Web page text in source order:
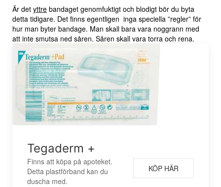
Är det yttre bandaget genomfuktigt och blodigt bör du byta
detta tidigare. Det finns egentligen inga speciella ”regler” för
hur man byter bandage. Man skall bara vara noggrann med
att inte smutsa ned såren. Såren skall vara torra och rena.
Tegaderm +
Finns att köpa på apoteket.
Detta plastförband kan du
duscha med.
KÖP HÄR